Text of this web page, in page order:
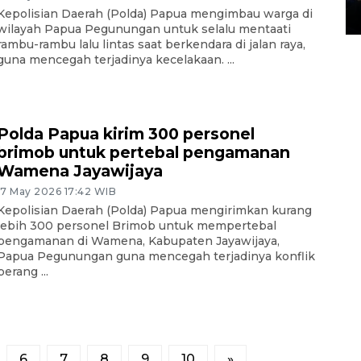
Daerah (Polda) Papua mengimbau warga di
Papua Pegunungan untuk selalu mentaati
rambu lalu lintas saat berkendara di jalan raya,
mencegah terjadinya kecelakaan. ...
Papua kirim 300 personel
untuk pertebal pengamanan
Jayawijaya
May 2026 17:42 WIB
Daerah (Polda) Papua mengirimkan kurang
300 personel Brimob untuk mempertebal
di Wamena, Kabupaten Jayawijaya,
Pegunungan guna mencegah terjadinya konflik
...
14 March 2022 15:11 WIB, 2022